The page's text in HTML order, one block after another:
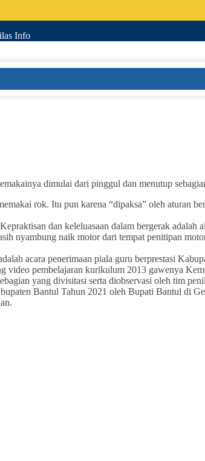
Info
dimulai dari pinggul dan menutup
rok. Itu pun karena “dipaksa” oleh aturan
dan keleluasaan dalam bergerak adalah
nyambung naik motor dari tempat penitipan
acara penerimaan piala guru berprestasi
video pembelajaran kurikulum 2013 gawenya
yang divisitasi serta diobservasi oleh tim
Bantul Tahun 2021 oleh Bupati Bantul di